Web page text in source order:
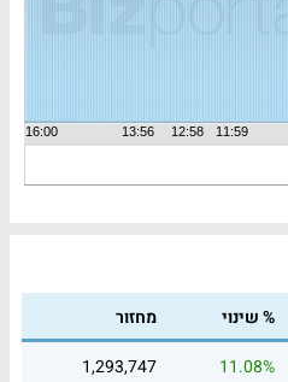
% שינוי
מחזור
11.08%
1,293,747